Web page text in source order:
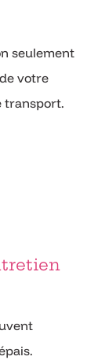
seulement
votre
transport.